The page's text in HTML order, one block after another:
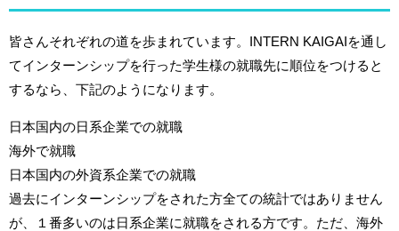
皆さんそれぞれの道を歩まれています。INTERN KAIGAIを通し
てインターンシップを行った学生様の就職先に順位をつけると
するなら、下記のようになります。
日本国内の日系企業での就職
海外で就職
日本国内の外資系企業での就職
過去にインターンシップをされた方全ての統計ではありません
が、１番多いのは日系企業に就職をされる方です。ただ、海外